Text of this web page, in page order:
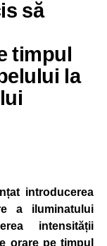
să
timpul
la
introducerea
a iluminatului
intensității
orare pe timpul